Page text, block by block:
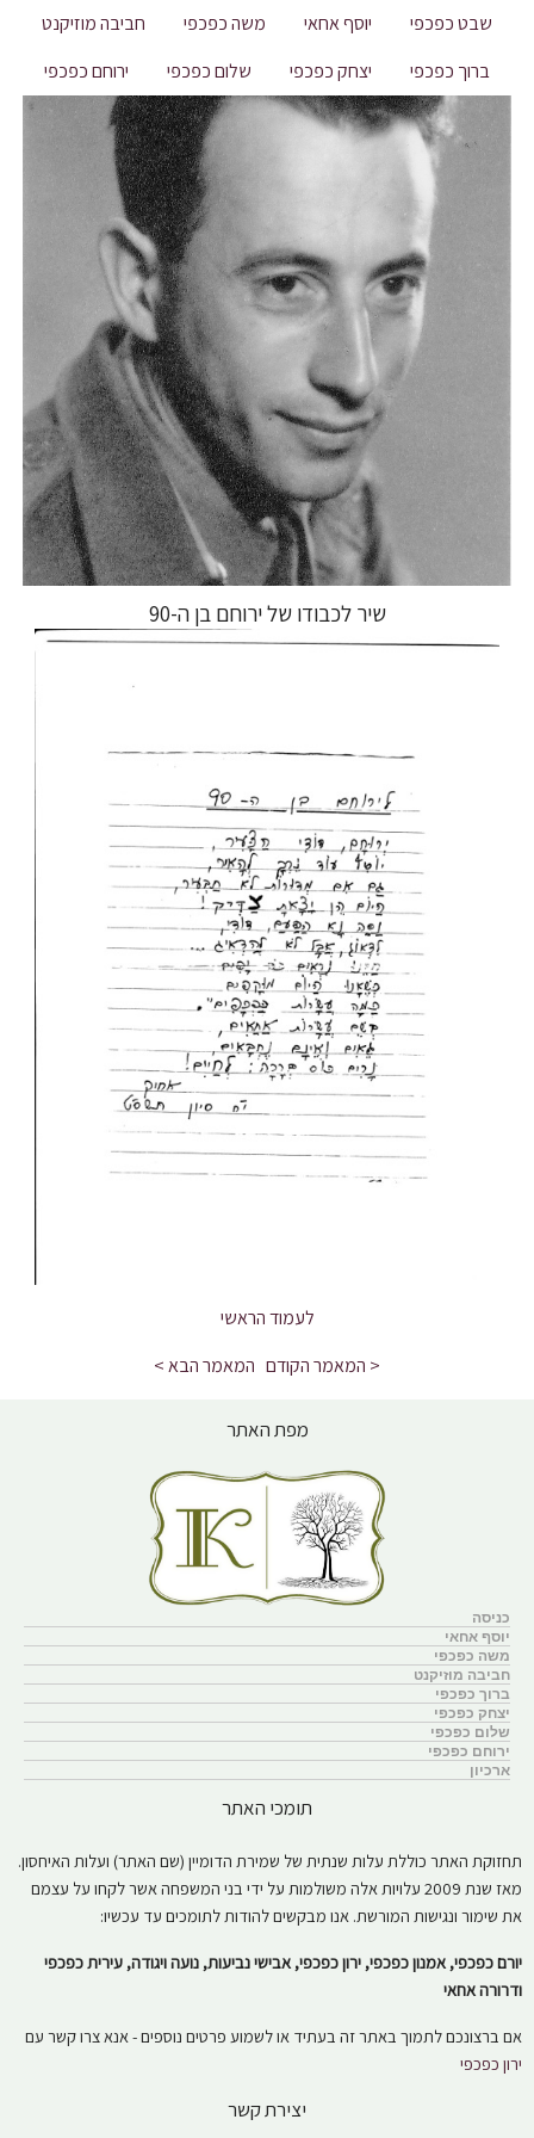
שבט כפכפי יוסף אחאי משה כפכפי
חביבה מוזיקנט
ברוך כפכפי
יצחק כפכפי שלום כפכפי ירוחם כפכפי
שיר לכבודו של ירוחם בן ה-90
לעמוד הראשי
< המאמר הקודם המאמר הבא >
מפת האתר
כניסה
יוסף אחאי
משה כפכפי
חביבה מוזיקנט
ברוך כפכפי
יצחק כפכפי
שלום כפכפי
ירוחם כפכפי
ארכיון
תומכי האתר
תחזוקת האתר כוללת עלות שנתית של שמירת הדומיין (שם האתר) ועלות האיחסון.
מאז שנת 2009 עלויות אלה משולמות על ידי בני המשפחה אשר לקחו על עצמם
את שימור ונגישות המורשת. אנו מבקשים להודות לתומכים עד עכשיו:
יורם כפכפי, אמנון כפכפי, ירון כפכפי, אבישי נביעות, נועה ויגודה, עירית כפכפי
ודרורה אחאי
אם ברצונכם לתמוך באתר זה בעתיד או לשמוע פרטים נוספים - אנא צרו קשר עם
ירון כפכפי
יצירת קשר